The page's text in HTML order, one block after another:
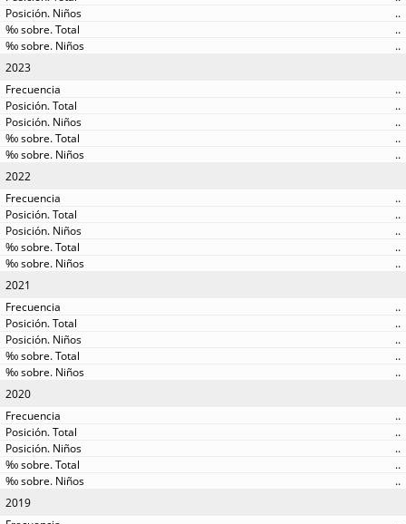
..
..
..
2023
..
..
..
..
..
2022
..
..
..
..
..
2021
..
..
..
..
..
2020
..
..
..
..
..
2019